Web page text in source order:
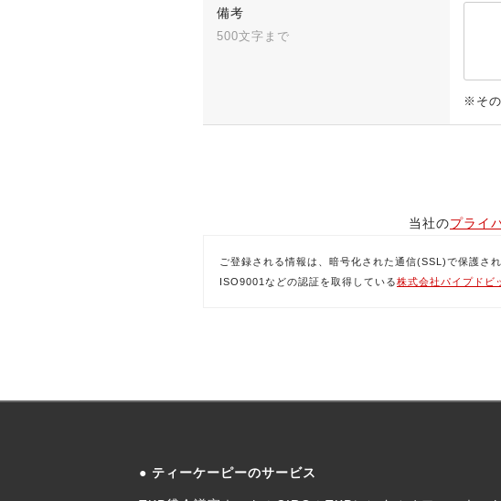
備考
500文字まで
※その
当社のプライ
ご登録される情報は、暗号化された通信(SSL)で保護
ISO9001などの認証を取得している株式会社パイプドビ
ティーケーピーのサービス